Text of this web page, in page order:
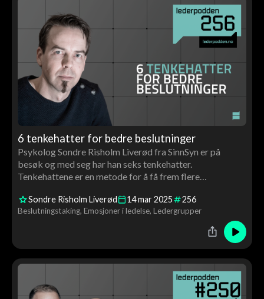
6 tenkehatter for bedre beslutninger
Psykolog Sondre Risholm Liverød fra SinnSyn er på
besøk og med seg har han seks tenkehatter.
Tenkehattene er en metode for å få frem flere
Sondre Risholm Liverød 14mar2025 256
Beslutningstaking Emosjoner i ledelse Ledergrupper